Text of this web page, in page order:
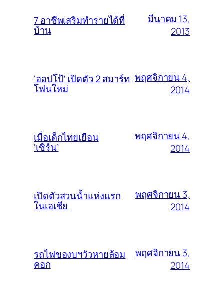
7 อาชีพเสริมทำรายได้ที่
บ้าน
มีนาคม 13,
2013
‘ออปโป้’ เปิดตัว 2 สมาร์ท
โฟนใหม่
พฤศจิกายน 4,
2014
เมื่อเด็กไทยเยือน
‘เซิร์น’
พฤศจิกายน 4,
2014
เปิดตัวสวนน้ำแห่งแรก
ในเอเชีย
พฤศจิกายน 3,
2014
รถไฟของบฯวัวหายล้อม
คอก
พฤศจิกายน 3,
2014